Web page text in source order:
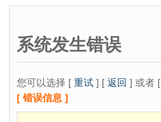
系统发生错误
您可以选择 [ 重试 ] [ 返回 ] 或者 [
[ 错误信息 ]